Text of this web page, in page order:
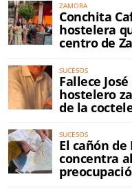
ZAMORA
Conchita
hostelera
centro de
SUCESOS
Fallece
hostelero
de la
SUCESOS
El cañón
concentra